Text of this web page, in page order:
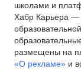
школами и
Хабр Карьера —
размещены на
«О рекламе» и